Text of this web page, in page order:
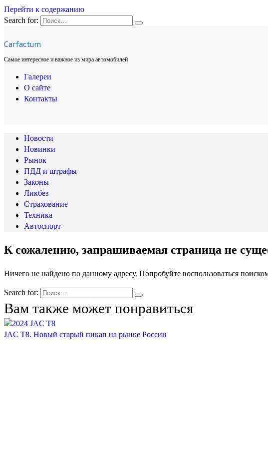
Перейти к содержанию
Search for:
Carfactum
Самое интересное и важное из мира автомобилей
Галереи
О сайте
Контакты
Новости
Новинки
Рынок
ПДД и штрафы
Законы
Ликбез
Страхование
Техника
Автоспорт
К сожалению, запрашиваемая страница не
Ничего не найдено по данному адресу. Попробуйте воспользоваться
Search for:
Вам также может понравиться
JAC T8. Новый старый пикап на рынке России